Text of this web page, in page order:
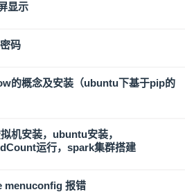
显示
码
的概念及安装（ubuntu下基于pip的
机安装，ubuntu安装，
运行，spark集群搭建
menuconfig 报错